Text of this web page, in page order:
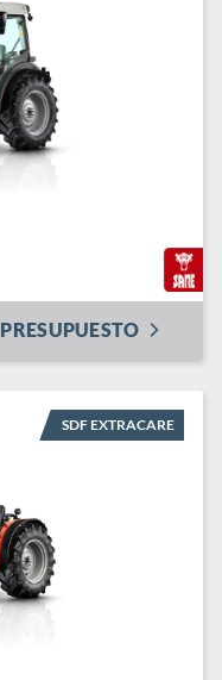
PRESUPUESTO
SDF EXTRACARE